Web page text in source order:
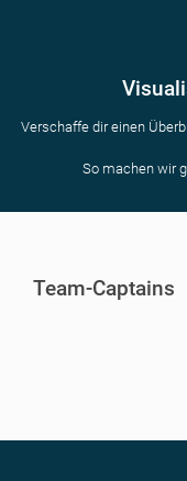
Verschaffe dir einen
So machen wir
Team-Captains